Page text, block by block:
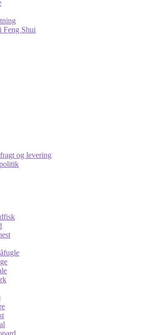
Feng Shui
og levering